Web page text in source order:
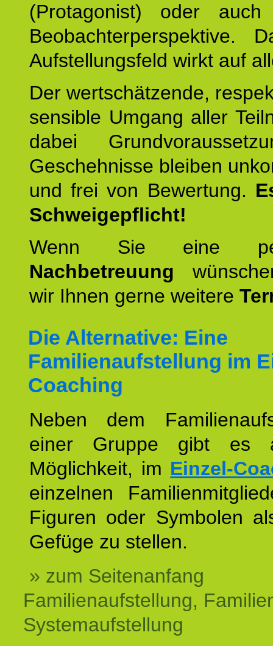
(Protagonist) oder
Beobachterperspektive.
Aufstellungsfeld wirkt auf
Der wertschätzende,
sensible Umgang aller
dabei
Geschehnisse bleiben
und frei von Bewertung.
Schweigepflicht!
Wenn Sie eine
Nachbetreuung
wir Ihnen gerne weitere
Die Alternative: Eine
Familienaufstellung im
Coaching
Neben dem
einer Gruppe gibt es
Möglichkeit, im Einzel-
einzelnen
Figuren oder Symbolen
Gefüge zu stellen.
» zum Seitenanfang
Familienaufstellung,
Systemaufstellung